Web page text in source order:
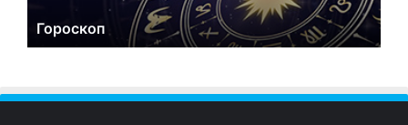
Гороскоп